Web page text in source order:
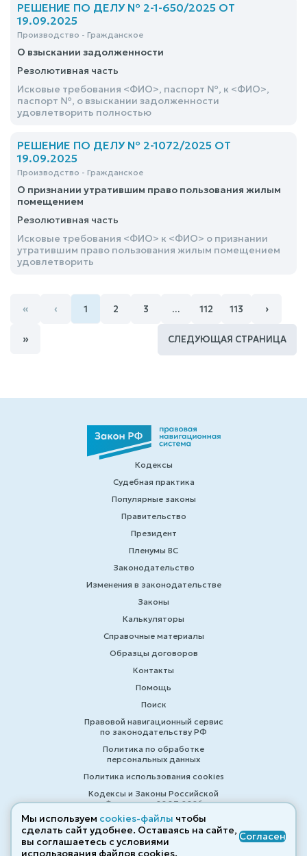
РЕШЕНИЕ ПО ДЕЛУ № 2-1-650/2025 ОТ
19.09.2025
Производство - Гражданское
О взыскании задолженности
Резолютивная часть
Исковые требования <ФИО>, паспорт №, к <ФИО>,
паспорт №, о взыскании задолженности
удовлетворить полностью
РЕШЕНИЕ ПО ДЕЛУ № 2-1072/2025 ОТ
19.09.2025
Производство - Гражданское
О признании утратившим право пользования жилым
помещением
Резолютивная часть
Исковые требования <ФИО> к <ФИО> о признании
утратившим право пользования жилым помещением
удовлетворить
« ‹ 1 2 3 … 112 113 ›
» СЛЕДУЮЩАЯ СТРАНИЦА
Кодексы
Судебная практика
Популярные законы
Правительство
Президент
Пленумы ВС
Законодательство
Изменения в законодательстве
Законы
Калькуляторы
Справочные материалы
Образцы договоров
Контакты
Помощь
Поиск
Правовой навигационный сервис
по законодательству РФ
Политика по обработке
персональных данных
Политика использования cookies
Кодексы и Законы Российской
Федерации 2007-2026
© ZAKONRF.INFO
Мы используем cookies-файлы чтобы
сделать сайт удобнее. Оставаясь на сайте,
вы соглашаетесь с условиями
использования файлов cооkies.
Согласен